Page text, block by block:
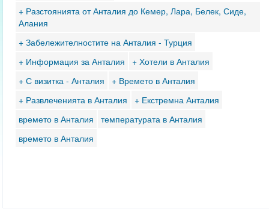
+ Разстоянията от Анталия до Кемер, Лара, Белек, Сиде,
Алания
+ Забележителностите на Анталия - Турция
+ Информация за Анталия
+ Хотели в Анталия
+ С визитка - Анталия
+ Времето в Анталия
+ Развлеченията в Анталия
+ Екстремна Анталия
времето в Анталия
температурата в Анталия
времето в Анталия